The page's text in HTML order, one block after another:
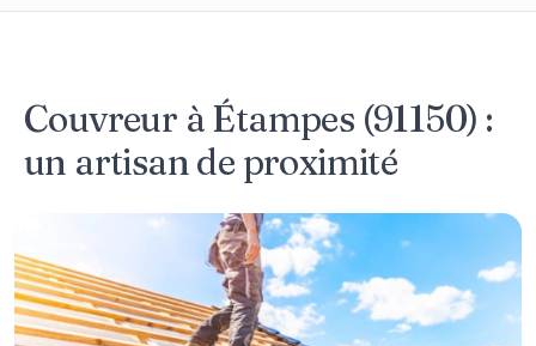
Couvreur à Étampes (91150) :
un artisan de proximité